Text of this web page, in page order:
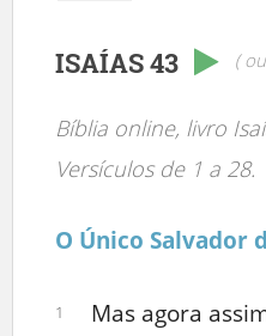
ISAÍAS 43 (
Bíblia online, livro
Versículos de 1 a 28.
O Único Salvador
1
Mas agora